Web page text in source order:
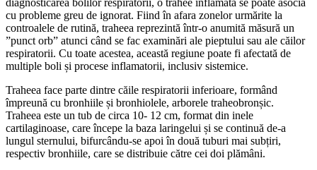
cu probleme greu de ignorat. Fiind în afara zonelor urmărite la
controalele de rutină, traheea reprezintă într-o anumită măsură un
”punct orb” atunci când se fac examinări ale pieptului sau ale căilor
respiratorii. Cu toate acestea, această regiune poate fi afectată de
multiple boli și procese inflamatorii, inclusiv sistemice.
Traheea face parte dintre căile respiratorii inferioare, formând
împreună cu bronhiile și bronhiolele, arborele traheobronșic.
Traheea este un tub de circa 10- 12 cm, format din inele
cartilaginoase, care începe la baza laringelui și se continuă de-a
lungul sternului, bifurcându-se apoi în două tuburi mai subțiri,
respectiv bronhiile, care se distribuie către cei doi plămâni.